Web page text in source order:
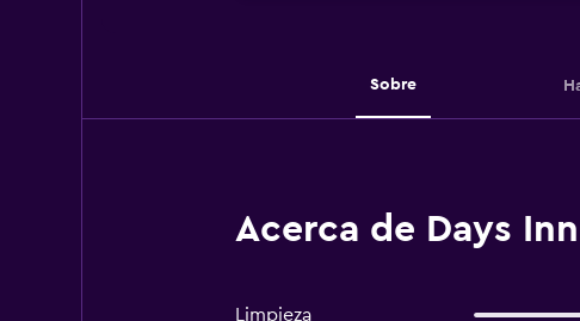
Sobre
Acerca de Days
Limpieza